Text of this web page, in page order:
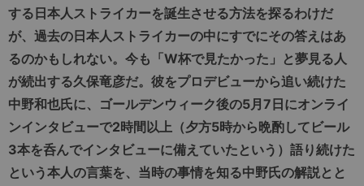
する日本人ストライカーを誕生させる方法を探るわけだ
が、過去の日本人ストライカーの中にすでにその答えはあ
るのかもしれない。今も「W杯で見たかった」と夢見る人
が続出する久保竜彦だ。彼をプロデビューから追い続けた
中野和也氏に、ゴールデンウィーク後の5月7日にオンライ
ンインタビューで2時間以上（夕方5時から晩酌してビール
3本を呑んでインタビューに備えていたという）語り続けた
という本人の言葉を、当時の事情を知る中野氏の解説とと